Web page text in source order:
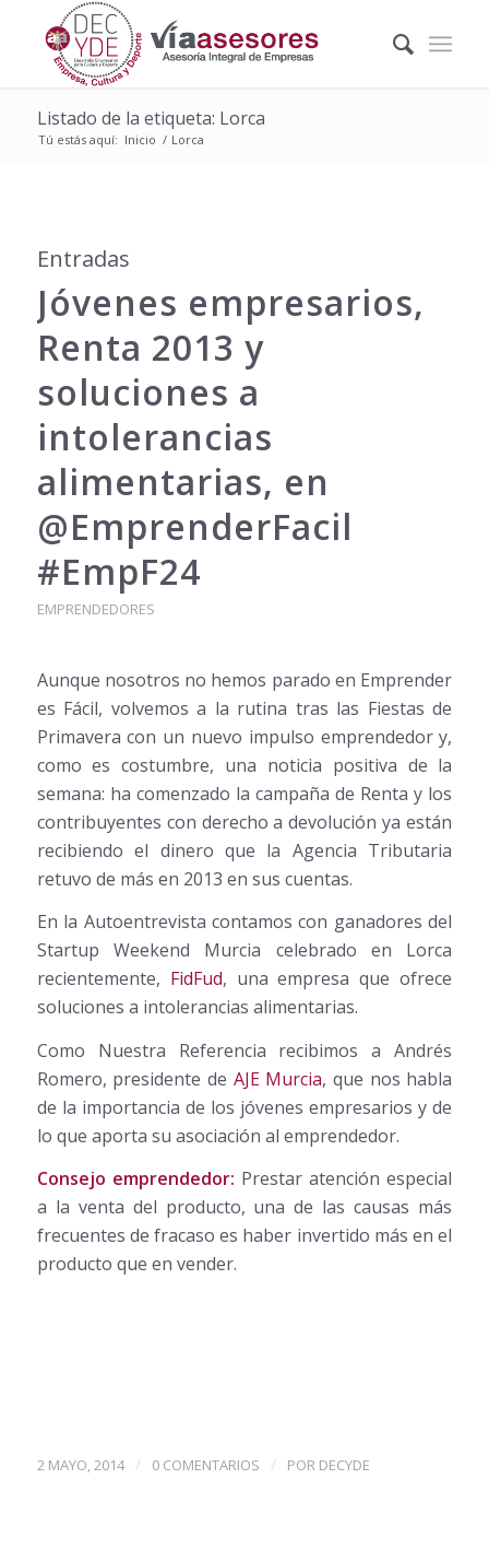
Listado de la etiqueta: Lorca
Tú estás aquí: Inicio / Lorca
Entradas
Jóvenes empresarios,
Renta 2013 y
soluciones a
intolerancias
alimentarias, en
@EmprenderFacil
#EmpF24
EMPRENDEDORES
Aunque nosotros no hemos parado en Emprender
es Fácil, volvemos a la rutina tras las Fiestas de
Primavera con un nuevo impulso emprendedor y,
como es costumbre, una noticia positiva de la
semana: ha comenzado la campaña de Renta y los
contribuyentes con derecho a devolución ya están
recibiendo el dinero que la Agencia Tributaria
retuvo de más en 2013 en sus cuentas.
En la Autoentrevista contamos con ganadores del
Startup Weekend Murcia celebrado en Lorca
recientemente, FidFud, una empresa que ofrece
soluciones a intolerancias alimentarias.
Como Nuestra Referencia recibimos a Andrés
Romero, presidente de AJE Murcia, que nos habla
de la importancia de los jóvenes empresarios y de
lo que aporta su asociación al emprendedor.
Consejo emprendedor: Prestar atención especial
a la venta del producto, una de las causas más
frecuentes de fracaso es haber invertido más en el
producto que en vender.
2 MAYO, 2014 / 0 COMENTARIOS / POR DECYDE